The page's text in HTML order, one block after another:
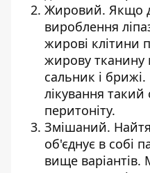
Жировий. Якщо
вироблення
жирові клітини
жирову тканину
сальник і
лікування
перитоніту.
Змішаний.
об'єднує в собі
вище